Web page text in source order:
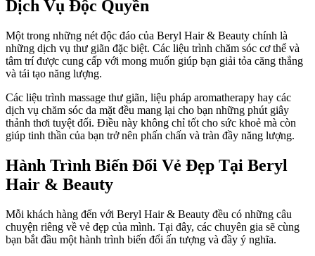
Dịch Vụ Độc Quyền
Một trong những nét độc đáo của Beryl Hair & Beauty chính là
những dịch vụ thư giãn đặc biệt. Các liệu trình chăm sóc cơ thể và
tâm trí được cung cấp với mong muốn giúp bạn giải tỏa căng thẳng
và tái tạo năng lượng.
Các liệu trình massage thư giãn, liệu pháp aromatherapy hay các
dịch vụ chăm sóc da mặt đều mang lại cho bạn những phút giây
thảnh thơi tuyệt đối. Điều này không chỉ tốt cho sức khoẻ mà còn
giúp tinh thần của bạn trở nên phấn chấn và tràn đầy năng lượng.
Hành Trình Biến Đổi Vẻ Đẹp Tại Beryl
Hair & Beauty
Mỗi khách hàng đến với Beryl Hair & Beauty đều có những câu
chuyện riêng về vẻ đẹp của mình. Tại đây, các chuyên gia sẽ cùng
bạn bắt đầu một hành trình biến đổi ấn tượng và đầy ý nghĩa.